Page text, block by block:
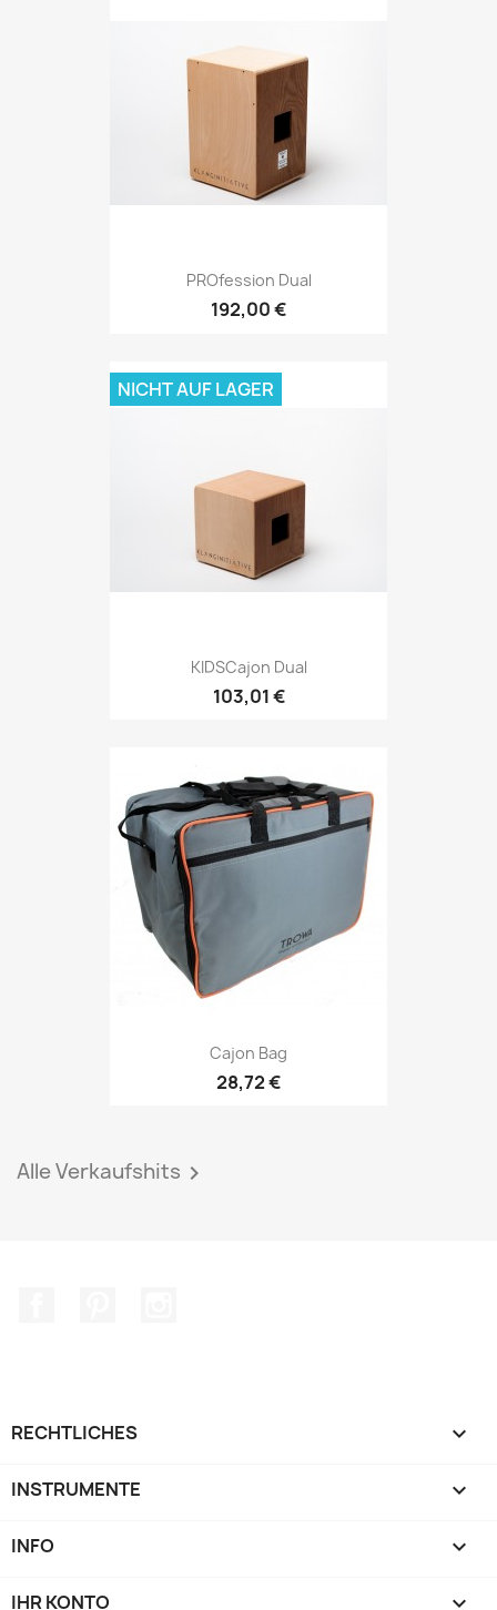
PROfession Dual
192,00 €
KIDSCajon Dual
103,01 €
NICHT AUF LAGER
Cajon Bag
28,72 €
Alle Verkaufshits 
RECHTLICHES 
INSTRUMENTE 
INFO 
IHR KONTO 